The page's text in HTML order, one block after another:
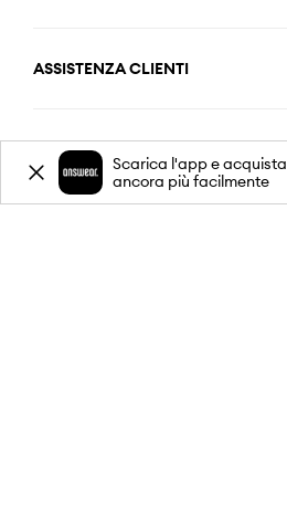
ASSISTENZA CLIENTI
APPLICAZIONE MOBILE
Scarica l'app e acquista
ancora più facilmente